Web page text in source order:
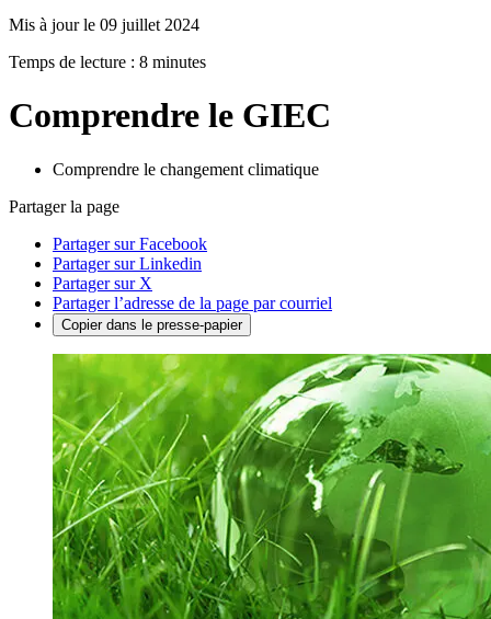
Mis à jour le 09 juillet 2024
Temps de lecture : 8 minutes
Comprendre le GIEC
Comprendre le changement climatique
Partager la page
Partager sur Facebook
Partager sur Linkedin
Partager sur X
Partager l’adresse de la page par courriel
Copier dans le presse-papier